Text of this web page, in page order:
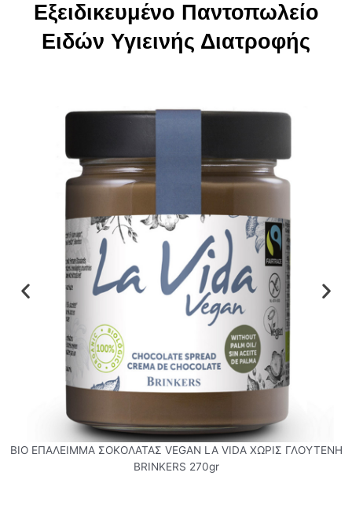
Eξειδικευμένο Παντοπωλείο
Ειδών Υγιεινής Διατροφής
BIO ΕΠΑΛΕΙΜΜΑ ΣΟΚΟΛΑΤΑΣ VEGAN LA VIDA ΧΩΡΙΣ ΓΛΟΥΤΕΝΗ
BRINKERS 270gr